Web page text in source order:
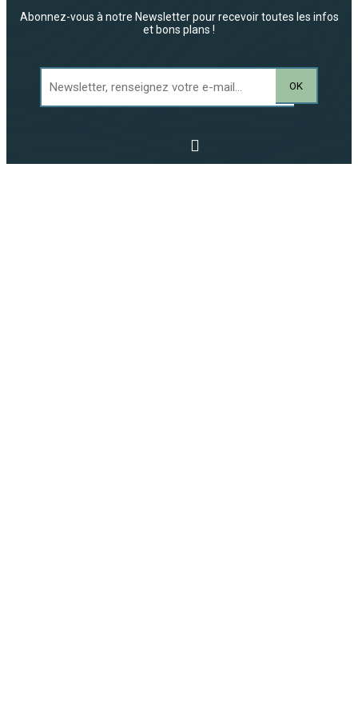
Abonnez-vous à notre Newsletter pour recevoir toutes les infos
et bons plans !